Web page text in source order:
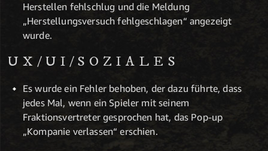
Herstellen fehlschlug und die Meldung
„Herstellungsversuch fehlgeschlagen“ angezeigt
wurde.
UX/UI/SOZIALES
Es wurde ein Fehler behoben, der dazu führte, dass
jedes Mal, wenn ein Spieler mit seinem
Fraktionsvertreter gesprochen hat, das Pop-up
„Kompanie verlassen“ erschien.